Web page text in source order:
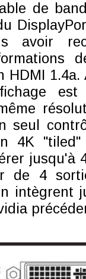
de
avoir
HDMI
seul
4K
jusqu'à
de 4
intègrent